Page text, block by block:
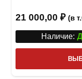
21 000,00 ₽ (в
Наличие: